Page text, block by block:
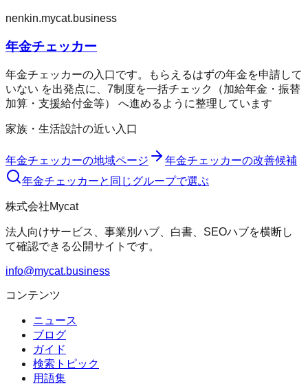
nenkin.mycat.business
年金チェッカー
年金チェッカーの入口です。もらえるはずの年金を申請して
いない を出発点に、7制度を一括チェック（加給年金・振替
加算・支援給付金等） へ進めるように整理しています
家族・生活設計の近い入口
年金チェッカーの地域ページ 年金チェッカーの改善候補
年金チェッカーと同じグループで選ぶ
株式会社Mycat
法人向けサービス、事業別ハブ、白書、SEOハブを横断し
て確認できる公開サイトです。
info@mycat.business
コンテンツ
ニュース
ブログ
ガイド
検索トピック
用語集